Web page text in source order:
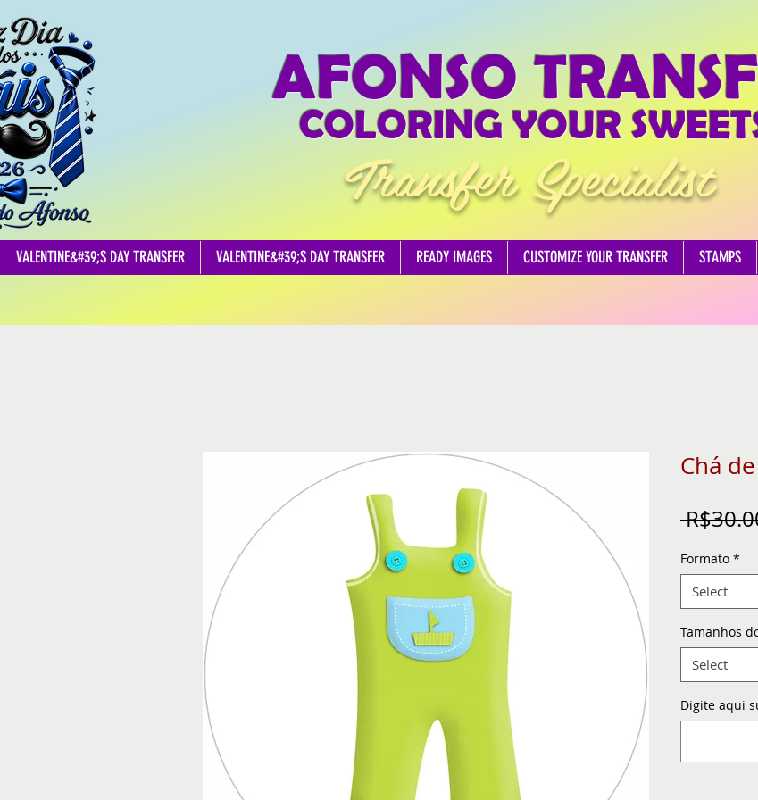
AFONSO
COLORING YOUR
Transfer Specialist
VALENTINE&#39;S DAY TRANSFER VALENTINE&#39;S DAY TRANSFER READY IMAGES CUSTOMIZE YOUR TRANSFER STAMPS
Chá
Formato *
Select
Tamanhos
Select
Digite aqui